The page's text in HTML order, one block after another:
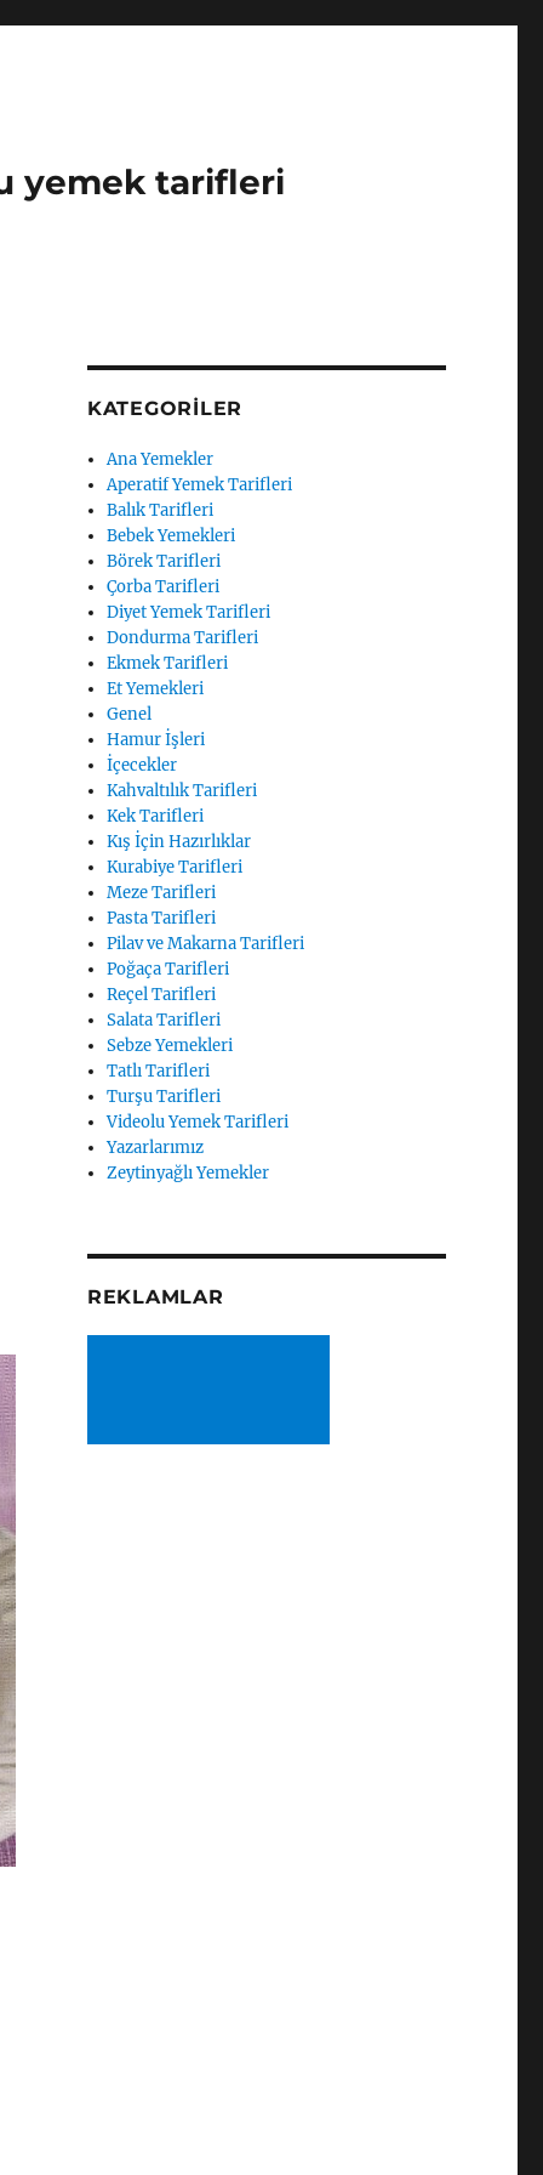
yemek tarifleri
KATEGORILER
Ana Yemekler
Aperatif Yemek Tarifleri
Balık Tarifleri
Bebek Yemekleri
Börek Tarifleri
Çorba Tarifleri
Diyet Yemek Tarifleri
Dondurma Tarifleri
Ekmek Tarifleri
Et Yemekleri
Genel
Hamur İşleri
İçecekler
Kahvaltılık Tarifleri
Kek Tarifleri
Kış İçin Hazırlıklar
Kurabiye Tarifleri
Meze Tarifleri
Pasta Tarifleri
Pilav ve Makarna Tarifleri
Poğaça Tarifleri
Reçel Tarifleri
Salata Tarifleri
Sebze Yemekleri
Tatlı Tarifleri
Turşu Tarifleri
Videolu Yemek Tarifleri
Yazarlarımız
Zeytinyağlı Yemekler
REKLAMLAR